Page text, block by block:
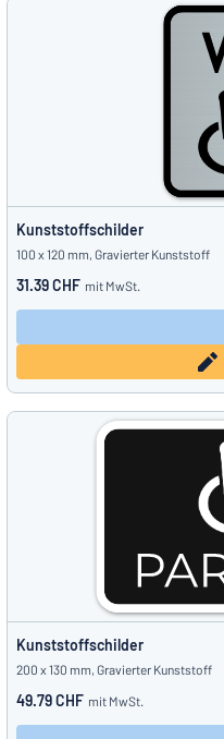
Kunststoffschilder
100 x 120 mm, Gravierter Kunststoff
31.39 CHF mit MwSt.
Kunststoffschilder
200 x 130 mm, Gravierter Kunststoff
49.79 CHF mit MwSt.